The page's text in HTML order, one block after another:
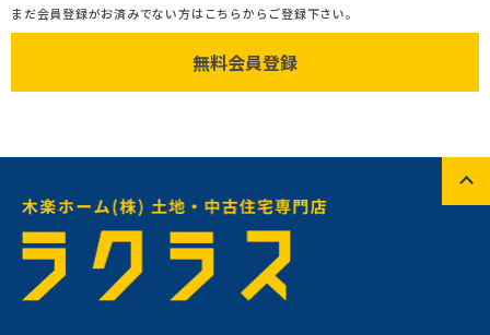
まだ会員登録がお済みでない方はこちらからご登録下さい。
無料会員登録